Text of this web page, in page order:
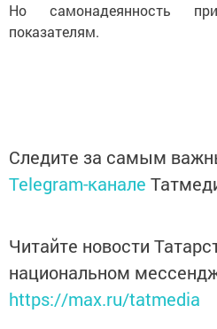
Но самонадеянность
показателям.
Следите за самым
Telegram-канале
Читайте новости
национальном
https://max.ru/tatmedia